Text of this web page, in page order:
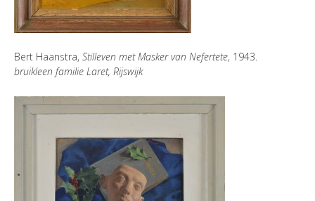
Bert Haanstra, Stilleven met Masker van Nefertete, 1943.
bruikleen familie Laret, Rijswijk